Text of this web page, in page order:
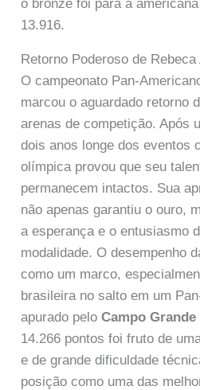
o bronze foi para a
13.916.
Retorno Poderoso de Rebeca
O campeonato Pan-
marcou o aguardado retorno
arenas de competição. Após
dois anos longe dos eventos
olímpica provou que seu
permanecem intactos. Sua
não apenas garantiu o ouro,
a esperança e o entusiasmo
modalidade. O desempenho
como um marco,
brasileira no salto em um
apurado peloCampo Grande
14.266 pontos foi fruto de
e de grande dificuldade
posição como uma das